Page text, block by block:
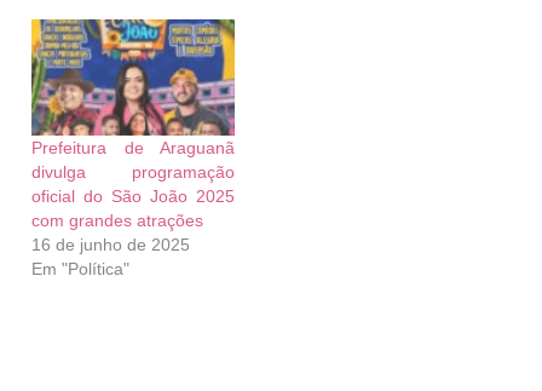
Prefeitura de Araguanã
divulga programação
oficial do São João 2025
com grandes atrações
16 de junho de 2025
Em "Política"